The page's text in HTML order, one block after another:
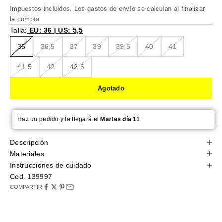
Impuestos incluidos. Los gastos de envío se calculan al finalizar
la compra
Talla: EU: 36 | US: 5,5
36 36,5 37 39 39,5 40 41
41,5 42 42,5
Agotado
Haz un pedido y te llegará elMartes día 11
Descripción
Materiales
Instrucciones de cuidado
Cod. 139997
COMPARTIR